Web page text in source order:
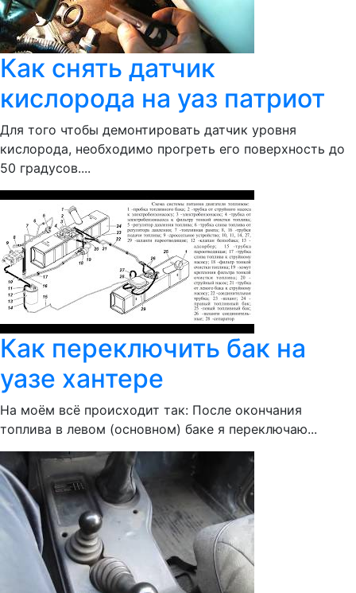
Как снять датчик
кислорода на уаз патриот
Для того чтобы демонтировать датчик уровня
кислорода, необходимо прогреть его поверхность до
50 градусов....
Как переключить бак на
уазе хантере
На моём всё происходит так: После окончания
топлива в левом (основном) баке я переключаю...